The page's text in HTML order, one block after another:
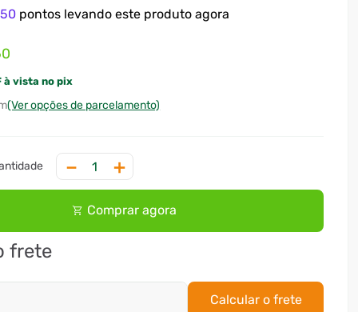
50 pontos levando este produto agora
à vista no pix
(Ver opções de parcelamento)
＋
－
Comprar agora
frete
Calcular o frete